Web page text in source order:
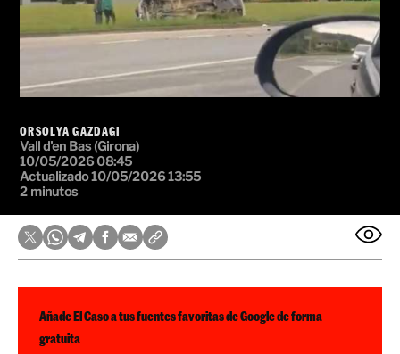
ORSOLYA GAZDAGI
Vall d'en Bas (Girona)
10/05/2026 08:45
Actualizado 10/05/2026 13:55
2 minutos
Añade El Caso a tus fuentes favoritas de Google de forma
gratuita